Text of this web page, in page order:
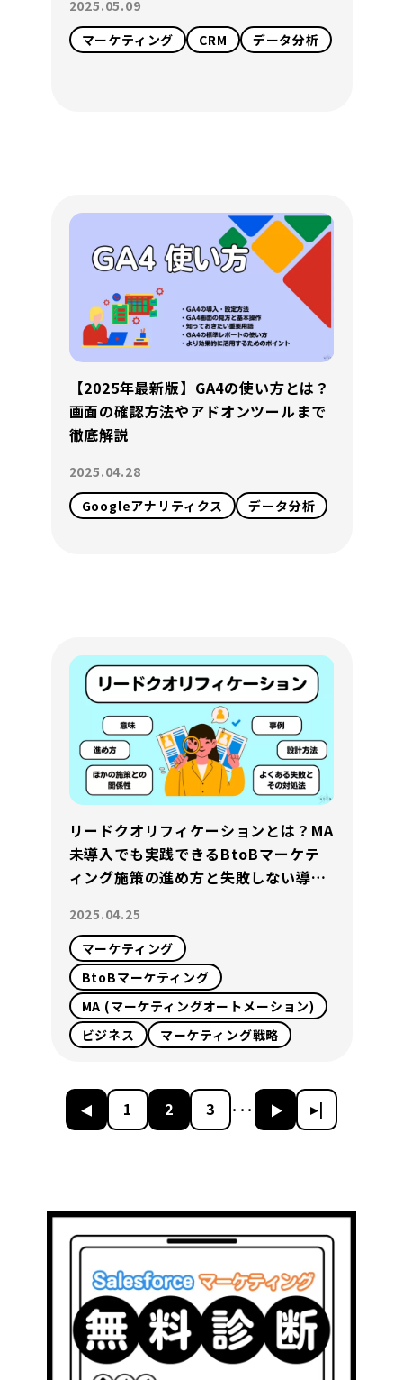
2025.05.09
マーケティング
CRM データ分析
【2025年最新版】GA4の使い方とは？
画面の確認方法やアドオンツールまで
徹底解説
2025.04.28
Googleアナリティクス
データ分析
リードクオリフィケーションとは？MA
未導入でも実践できるBtoBマーケテ
ィング施策の進め方と失敗しない導線
2025.04.25
マーケティング
BtoBマーケティング
MA (マーケティングオートメーション)
ビジネス
マーケティング戦略
◂ 1 2 3 ･･･ ▸ ▸|